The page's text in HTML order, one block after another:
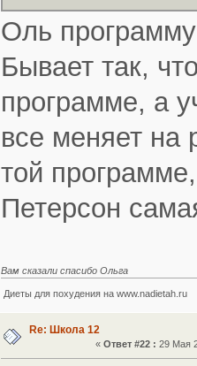
Оль
Бывает так,
программе, а
все меняет на
той
Петерсон
Вам сказали спасибо Ольга
Диеты для похудения на www.nadietah.ru
Re: Школа 12
«Ответ #22 : 29 Мая